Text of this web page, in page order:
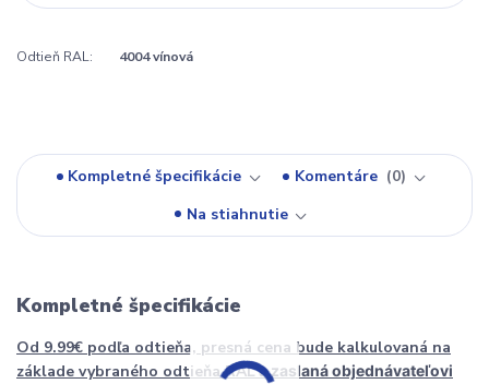
Odtieň RAL: 4004 vínová
Kompletné špecifikácie Komentáre
0
Na stiahnutie
Kompletné špecifikácie
Od 9.99€ podľa odtieňa, presná cena bude kalkulovaná na
základe vybraného odtieňa RALa zaslaná objednávateľovi